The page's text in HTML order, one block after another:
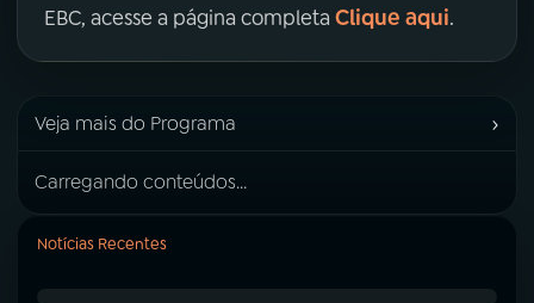
EBC, acesse a página completa Clique aqui.
Veja mais do Programa ›
Carregando conteúdos...
Notícias Recentes